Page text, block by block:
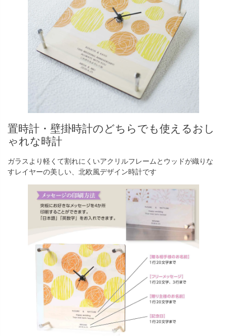
置時計・壁掛時計のどちらでも使えるおし
ゃれな時計
ガラスより軽くて割れにくいアクリルフレームとウッドが織りな
すレイヤーの美しい、北欧風デザイン時計です